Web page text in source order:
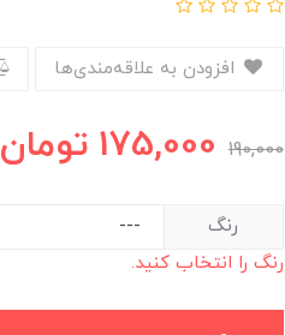
190,000
175,000 تومان
رنگ
رنگ را انتخاب کنید.